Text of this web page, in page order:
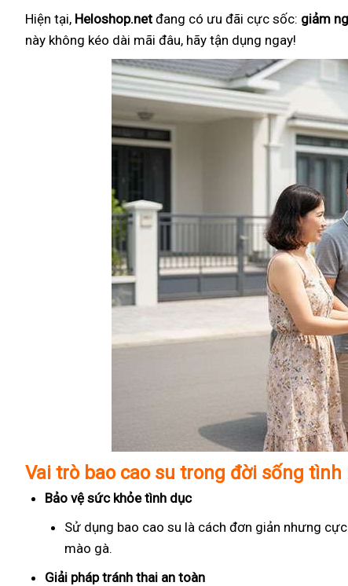
Hiện tại, Heloshop.net đang có ưu đãi cực sốc: giảm
này không kéo dài mãi đâu, hãy tận dụng ngay!
Vai trò bao cao su trong đời sống tình
Bảo vệ sức khỏe tình dục
Sử dụng bao cao su là cách đơn giản nhưng
mào gà.
Giải pháp tránh thai an toàn